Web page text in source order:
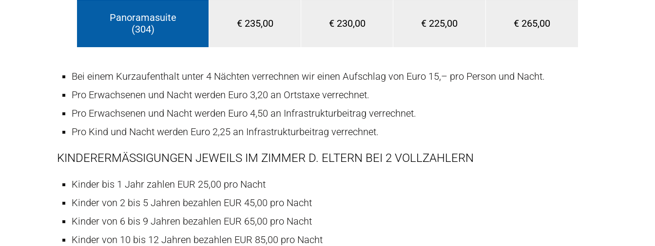
Panoramasuite
(304)
€ 235,00 € 230,00 € 225,00 € 265,00
Bei einem Kurzaufenthalt unter 4 Nächten verrechnen wir einen Aufschlag von Euro 15,– pro Person und Nacht.
Pro Erwachsenen und Nacht werden Euro 3,20 an Ortstaxe verrechnet.
Pro Erwachsenen und Nacht werden Euro 4,50 an Infrastrukturbeitrag verrechnet.
Pro Kind und Nacht werden Euro 2,25 an Infrastrukturbeitrag verrechnet.
KINDERERMÄSSIGUNGEN JEWEILS IM ZIMMER D. ELTERN BEI 2 VOLLZAHLERN
Kinder bis 1 Jahr zahlen EUR 25,00 pro Nacht
Kinder von 2 bis 5 Jahren bezahlen EUR 45,00 pro Nacht
Kinder von 6 bis 9 Jahren bezahlen EUR 65,00 pro Nacht
Kinder von 10 bis 12 Jahren bezahlen EUR 85,00 pro Nacht